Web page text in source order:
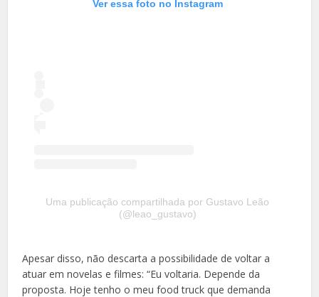
Ver essa foto no Instagram
Uma publicação compartilhada por Gustavo Leão
(@leao_gustavo)
Apesar disso, não descarta a possibilidade de voltar a
atuar em novelas e filmes: “Eu voltaria. Depende da
proposta. Hoje tenho o meu food truck que demanda